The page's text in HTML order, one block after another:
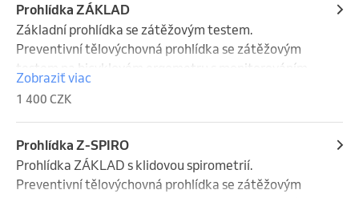
Prohlídka ZÁKLAD
Základní prohlídka se zátěžovým testem.
Preventivní tělovýchovná prohlídka se zátěžovým
testem na bicyklovém ergometru s monitorováním
srdce pomocí EKG.
V případě tělovýchovné prohlídky pro bojové sporty
nutno doložit EEG.
Zobraziť viac
1 400 CZK
Prohlídka Z-SPIRO
Prohlídka ZÁKLAD s klidovou spirometrií.
Preventivní tělovýchovná prohlídka se zátěžovým